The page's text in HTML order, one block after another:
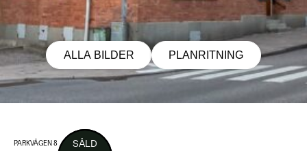
ALLA BILDER PLANRITNING
PARKVÄGEN 8 SÅLD